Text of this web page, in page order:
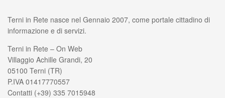
Terni in Rete nasce nel Gennaio 2007, come portale cittadino di
informazione e di servizi.
Terni in Rete – On Web
Villaggio Achille Grandi, 20
05100 Terni (TR)
P.IVA 01417770557
Contatti (+39) 335 7015948